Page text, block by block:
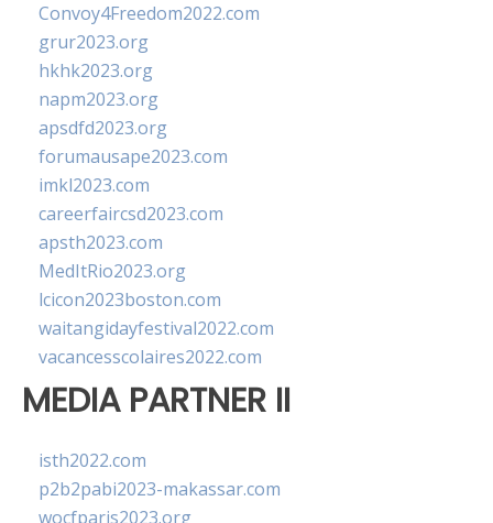
Convoy4Freedom2022.com
grur2023.org
hkhk2023.org
napm2023.org
apsdfd2023.org
forumausape2023.com
imkl2023.com
careerfaircsd2023.com
apsth2023.com
MedItRio2023.org
lcicon2023boston.com
waitangidayfestival2022.com
vacancesscolaires2022.com
MEDIA PARTNER II
isth2022.com
p2b2pabi2023-makassar.com
wocfparis2023.org